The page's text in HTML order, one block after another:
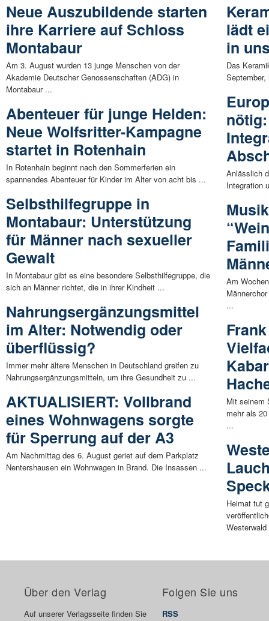
Neue Auszubildende starten
ihre Karriere auf Schloss
Montabaur
Am 3. August wurden 13 junge Menschen von der
Akademie Deutscher Genossenschaften (ADG) in
Montabaur ...
Abenteuer für junge Helden:
Neue Wolfsritter-Kampagne
startet in Rotenhain
In Rotenhain beginnt nach den Sommerferien ein
spannendes Abenteuer für Kinder im Alter von acht bis ...
Selbsthilfegruppe in
Montabaur: Unterstützung
für Männer nach sexueller
Gewalt
In Montabaur gibt es eine besondere Selbsthilfegruppe, die
sich an Männer richtet, die in ihrer Kindheit ...
Nahrungsergänzungsmittel
im Alter: Notwendig oder
überflüssig?
Immer mehr ältere Menschen in Deutschland greifen zu
Nahrungsergänzungsmitteln, um ihre Gesundheit zu ...
AKTUALISIERT: Vollbrand
eines Wohnwagens sorgte
für Sperrung auf der A3
Am Nachmittag des 6. August geriet auf dem Parkplatz
Nentershausen ein Wohnwagen in Brand. Die Insassen ...
lädt
in
Das
Anlässlich
Integration
Am
...
Mit seinem
mehr als
...
Heimat tut
Über den Verlag
Auf unserer Verlagsseite finden Sie
Folgen Sie uns
RSS